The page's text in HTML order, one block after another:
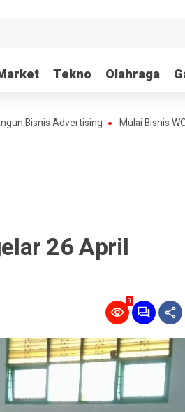
Tekno Olahraga
Tekno Olahraga
Advertising Mulai Bisnis WO dari
26 April
8